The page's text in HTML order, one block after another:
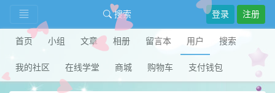
搜索 登录 注册
首页 小组 文章 相册 留言本 用户 搜索
我的社区 在线学堂 商城 购物车 支付钱包